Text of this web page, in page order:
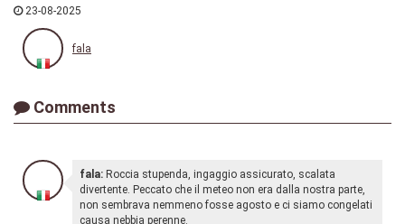
23-08-2025
fala
Comments
fala: Roccia stupenda, ingaggio assicurato, scalata
divertente. Peccato che il meteo non era dalla nostra parte,
non sembrava nemmeno fosse agosto e ci siamo congelati
causa nebbia perenne.